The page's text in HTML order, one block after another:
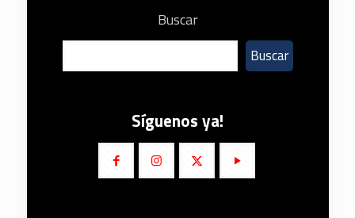
Buscar
Buscar
Síguenos ya!